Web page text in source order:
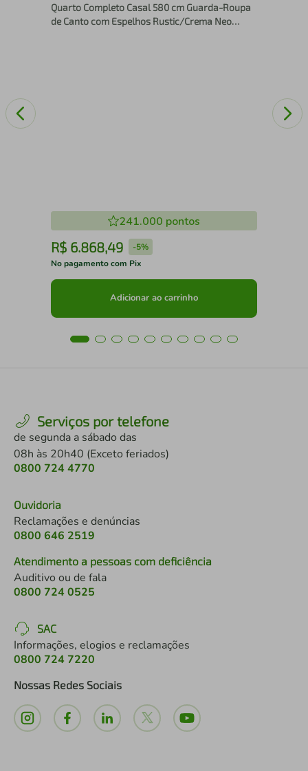
Quarto Completo Casal 580 cm Guarda-Roupa
de Canto com Espelhos Rustic/Crema Neo
241.000 pontos
R$ 6.868,49 -5%
No pagamento com Pix
Adicionar ao carrinho
Serviços por telefone
de segunda a sábado das
08h às 20h40 (Exceto feriados)
0800 724 4770
Ouvidoria
Reclamações e denúncias
0800 646 2519
Atendimento a pessoas com deficiência
Auditivo ou de fala
0800 724 0525
SAC
Informações, elogios e reclamações
0800 724 7220
Nossas Redes Sociais